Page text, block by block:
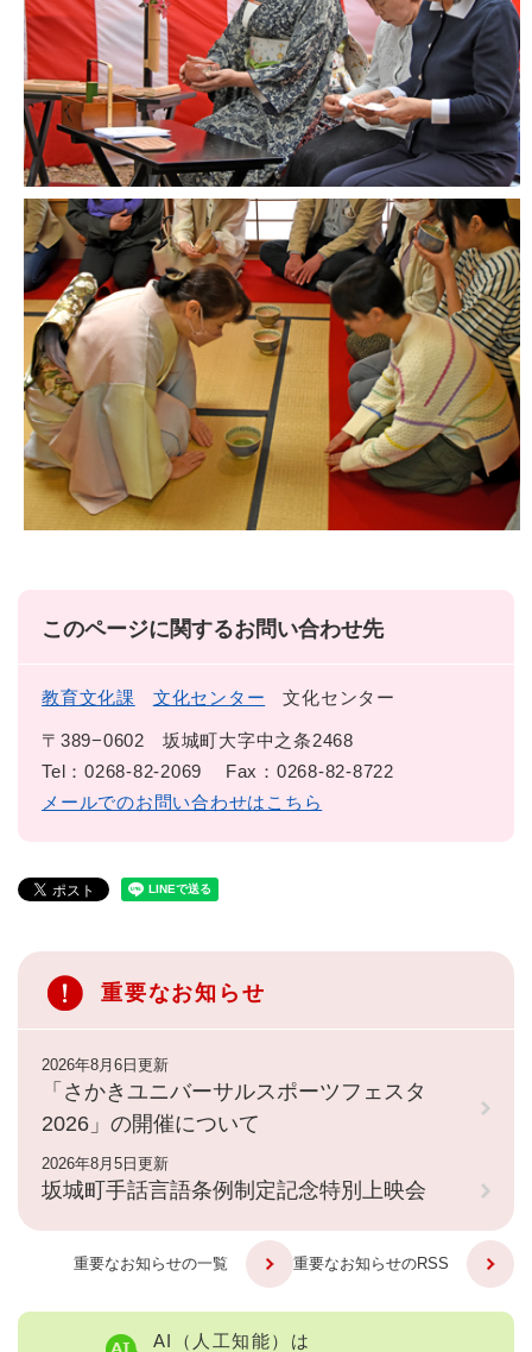
このページに関するお問い合わせ先
教育文化課 文化センター 文化センター
〒389−0602
坂城町大字中之条2468
Tel：0268-82-2069
Fax：0268-82-8722
メールでのお問い合わせはこちら
重要なお知らせ
2026年8月6日更新
「さかきユニバーサルスポーツフェスタ
2026」の開催について
2026年8月5日更新
坂城町手話言語条例制定記念特別上映会
重要なお知らせの一覧 重要なお知らせのRSS
AI（人工知能）は